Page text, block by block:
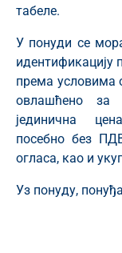
табеле.
У понуди се
идентификацију
према условима
овлашћено за
јединична
посебно без
огласа, као и
Уз понуду,